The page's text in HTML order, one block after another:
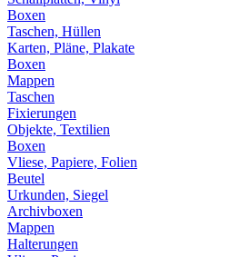
Boxen
Taschen, Hüllen
Karten, Pläne, Plakate
Boxen
Mappen
Taschen
Fixierungen
Objekte, Textilien
Boxen
Vliese, Papiere, Folien
Beutel
Urkunden, Siegel
Archivboxen
Mappen
Halterungen